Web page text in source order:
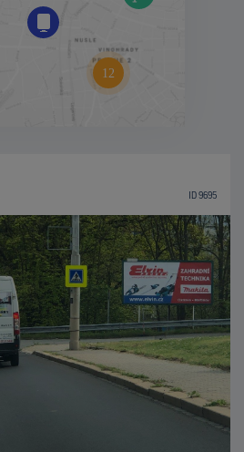
ID 9695